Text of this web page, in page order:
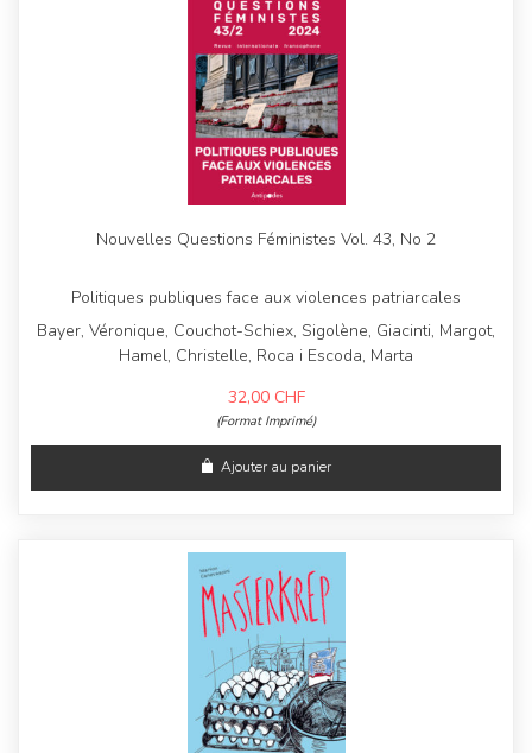
Nouvelles Questions Féministes Vol. 43, No 2
Politiques publiques face aux violences patriarcales
Bayer, Véronique, Couchot-Schiex, Sigolène, Giacinti, Margot,
Hamel, Christelle, Roca i Escoda, Marta
32,00 CHF
(Format Imprimé)
Ajouter au panier